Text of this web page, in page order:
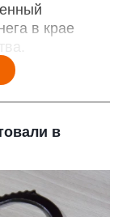
в крае
в